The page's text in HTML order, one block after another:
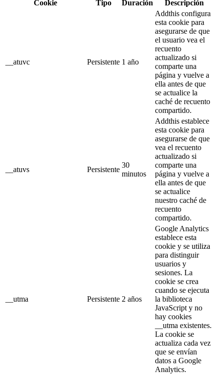
Cookie Tipo Duración Descripción
__atuvc Persistente 1 año
Addthis configura
esta cookie para
asegurarse de que
el usuario vea el
recuento
actualizado si
comparte una
página y vuelve a
ella antes de que
se actualice la
caché de recuento
compartido.
__atuvs Persistente
30
minutos
Addthis establece
esta cookie para
asegurarse de que
vea el recuento
actualizado si
comparte una
página y vuelve a
ella antes de que
se actualice
nuestro caché de
recuento
compartido.
__utma Persistente 2 años
Google Analytics
establece esta
cookie y se utiliza
para distinguir
usuarios y
sesiones. La
cookie se crea
cuando se ejecuta
la biblioteca
JavaScript y no
hay cookies
__utma existentes.
La cookie se
actualiza cada vez
que se envían
datos a Google
Analytics.